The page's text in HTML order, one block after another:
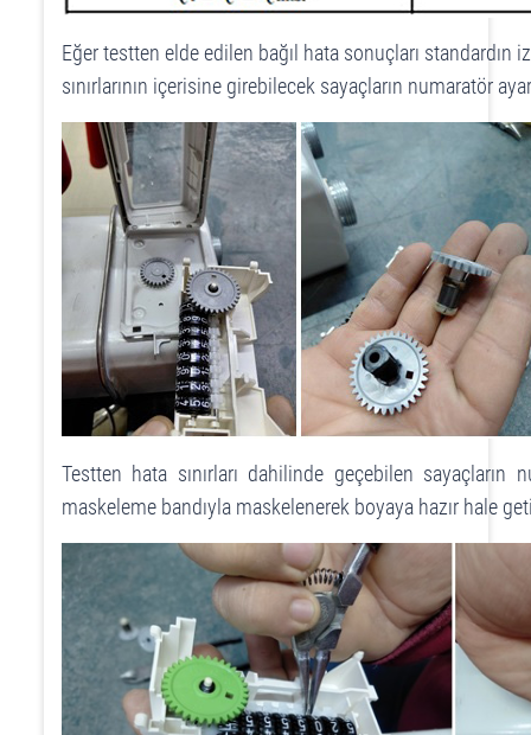
Eğer testten elde edilen bağıl hata sonuçları
sınırlarının içerisine girebilecek sayaçların numaratör
Testten hata sınırları dahilinde geçebilen sayaçların
maskeleme bandıyla maskelenerek boyaya hazır hale